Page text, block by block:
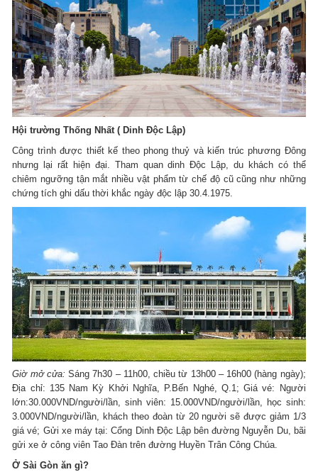
Hội trường Thống Nhất ( Dinh Độc Lập)
Công trình được thiết kế theo phong thuỷ và kiến trúc phương Đông
nhưng lại rất hiện đại. Tham quan dinh Độc Lập, du khách có thể
chiêm ngưỡng tận mắt nhiều vật phẩm từ chế độ cũ cũng như những
chứng tích ghi dấu thời khắc ngày độc lập 30.4.1975.
Giờ mở cửa: Sáng 7h30 – 11h00, chiều từ 13h00 – 16h00 (hàng ngày);
Địa chỉ: 135 Nam Kỳ Khởi Nghĩa, P.Bến Nghé, Q.1; Giá vé: Người
lớn:30.000VND/người/lần, sinh viên: 15.000VND/người/lần, học sinh:
3.000VND/người/lần, khách theo đoàn từ 20 người sẽ được giảm 1/3
giá vé; Gửi xe máy tại: Cổng Dinh Độc Lập bên đường Nguyễn Du, bãi
gửi xe ở công viên Tao Đàn trên đường Huyền Trân Công Chúa.
Ở Sài Gòn ăn gì?